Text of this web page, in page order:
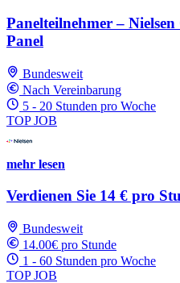
Panelteilnehmer –
Panel
Bundesweit
Nach Vereinbarung
5 - 20 Stunden pro Woche
TOP JOB
mehr lesen
Verdienen Sie 14 € pro
Bundesweit
14.00€ pro Stunde
1 - 60 Stunden pro Woche
TOP JOB